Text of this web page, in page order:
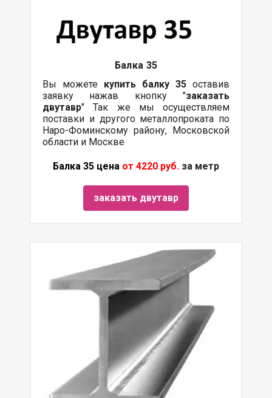
Балка 35
Вы можете купить балку 35 оставив
заявку нажав кнопку "заказать
двутавр" Так же мы осуществляем
поставки и другого металлопроката по
Наро-Фоминскому району, Московской
области и Москве
Балка 35 цена от 4220 руб. за метр
заказать двутавр